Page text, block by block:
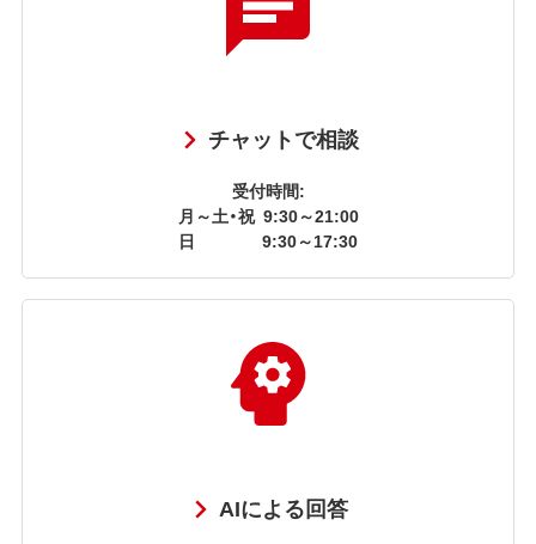
チャットで相談
受付時間:
月～土・祝 9:30～21:00
日
9:30～17:30
AIによる回答